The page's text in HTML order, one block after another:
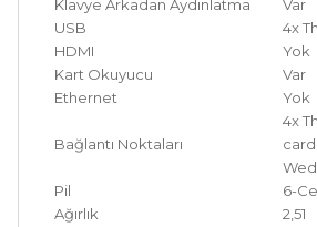
Klavye Arkadan Aydınlatma
Var
USB
4x
HDMI
Yok
Kart Okuyucu
Var
Ethernet
Yok
Bağlantı Noktaları
4x
Pil
6-
Ağırlık
2,51